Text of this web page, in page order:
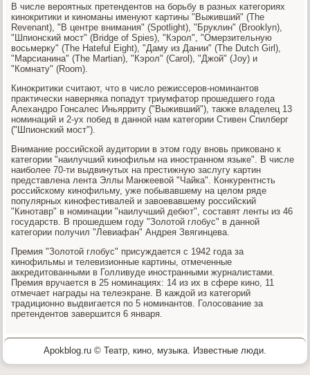
В числе вероятных претендентов на борьбу в разных категориях
кинокритики и киноманы именуют картины "Выживший" (The
Revenant), "В центре внимания" (Spotlight), "Бруклин" (Brooklyn),
"Шпионский мост" (Bridge of Spies), "Кэрол", "Омерзительную
восьмерку" (The Hateful Eight), "Даму из Дании" (The Dutch Girl),
"Марсианина" (The Martian), "Кэрол" (Carol), "Джой" (Joy) и
"Комнату" (Room).
Кинокритики считают, что в число режиссеров-номинантов
практически наверняка попадут триумфатор прошедшего года
Алехандро Гонсалес Иньярриту ("Выживший"), также владелец 13
номинаций и 2-ух побед в данной нам категории Стивен Спилберг
("Шпионский мост").
Внимание российской аудитории в этом году вновь приковано к
категории "наилучший кинофильм на иностранном языке". В числе
наиболее 70-ти выдвинутых на престижную заслугу картин
представлена лента Эллы Манжеевой "Чайка". Конкурентнсть
российскому кинофильму, уже побывавшему на целом ряде
популярных кинофестивалей и завоевавшему российский
"Кинотавр" в номинации "наилучший дебют", составят ленты из 46
государств. В прошедшем году "Золотой глобус" в данной
категории получил "Левиафан" Андрея Звягинцева.
Премия "Золотой глобус" присуждается с 1942 года за
кинофильмы и телевизионные картины, отмеченные
аккредитованными в Голливуде иностранными журналистами.
Премия вручается в 25 номинациях: 14 из их в сфере кино, 11
отмечает награды на телеэкране. В каждой из категорий
традиционно выдвигается по 5 номинантов. Голосование за
претендентов завершится 6 января.
Apokblog.ru © Театр, кино, музыка. Известные люди.